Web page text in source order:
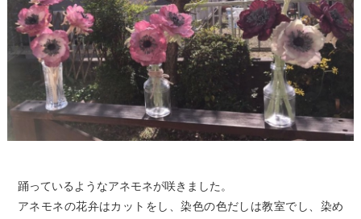
踊っているようなアネモネが咲きました。
アネモネの花弁はカットをし、染色の色だしは教室でし、染め